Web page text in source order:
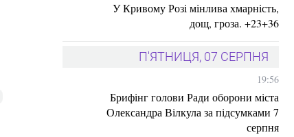
У Кривому Розі мінлива хмарність,
дощ, гроза. +23+36
П'ЯТНИЦЯ, 07 СЕРПНЯ
19:56
Брифінг голови Ради оборони міста
Олександра Вілкула за підсумками 7
серпня